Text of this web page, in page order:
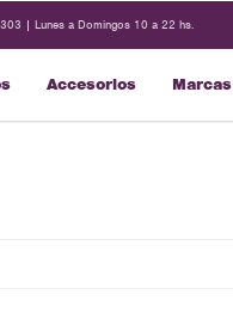
Accesorios Marcas
| Lunes a Domingos 10 a 22 hs.